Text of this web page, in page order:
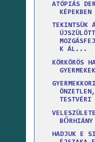
ATÓPIÁS
KÉPEKBEN
TEKINTSÜK
K ÁL...
KÖRKÖRÖS
GYERMEKKORI
TESTVÉRI
BŐRHIÁNY
HADJUK E